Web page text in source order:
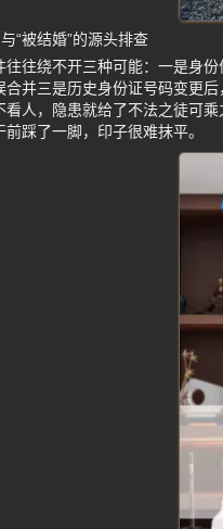
“被结婚”的源头排查
往往绕不开三种可能：一是身
合并三是历史身份证号码变更
看人，隐患就给了不法之徒可
前踩了一脚，印子很难抹平。